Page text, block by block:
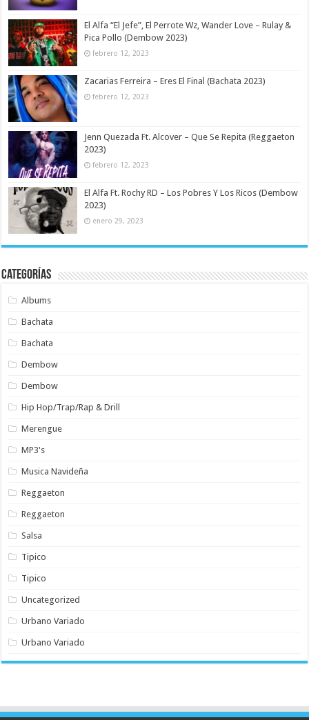
El Alfa “El Jefe”, El Perrote Wz, Wander Love – Rulay &
Pica Pollo (Dembow 2023)
febrero 12, 2023
Zacarias Ferreira – Eres El Final (Bachata 2023)
febrero 12, 2023
Jenn Quezada Ft. Alcover – Que Se Repita (Reggaeton
2023)
febrero 12, 2023
El Alfa Ft. Rochy RD – Los Pobres Y Los Ricos (Dembow
2023)
enero 29, 2023
Categorías
Albums
Bachata
Bachata
Dembow
Dembow
Hip Hop/Trap/Rap & Drill
Merengue
MP3's
Musica Navideña
Reggaeton
Reggaeton
Salsa
Tipico
Tipico
Uncategorized
Urbano Variado
Urbano Variado